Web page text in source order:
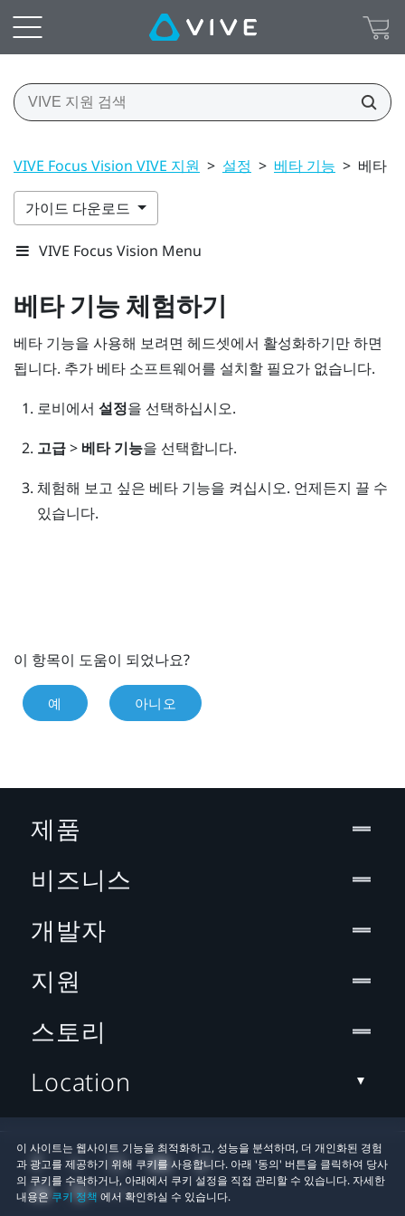
VIVE Focus Vision VIVE 지원 > 설정 > 베타 기능 > 베타
가이드 다운로드
VIVE Focus Vision Menu
베타 기능 체험하기
베타 기능을 사용해 보려면 헤드셋에서 활성화하기만 하면
됩니다. 추가 베타 소프트웨어를 설치할 필요가 없습니다.
로비에서 설정을 선택하십시오.
고급> 베타 기능을 선택합니다.
체험해 보고 싶은 베타 기능을 켜십시오. 언제든지 끌 수
있습니다.
이 항목이 도움이 되었나요?
예 아니오
이 사이트는 웹사이트 기능을 최적화하고, 성능을 분석하며, 더 개인화된 경험
과 광고를 제공하기 위해 쿠키를 사용합니다. 아래 '동의' 버튼을 클릭하여 당사
의 쿠키를 수락하거나, 아래에서 쿠키 설정을 직접 관리할 수 있습니다. 자세한
내용은 쿠키 정책 에서 확인하실 수 있습니다.
제품
비즈니스
개발자
지원
스토리
Location